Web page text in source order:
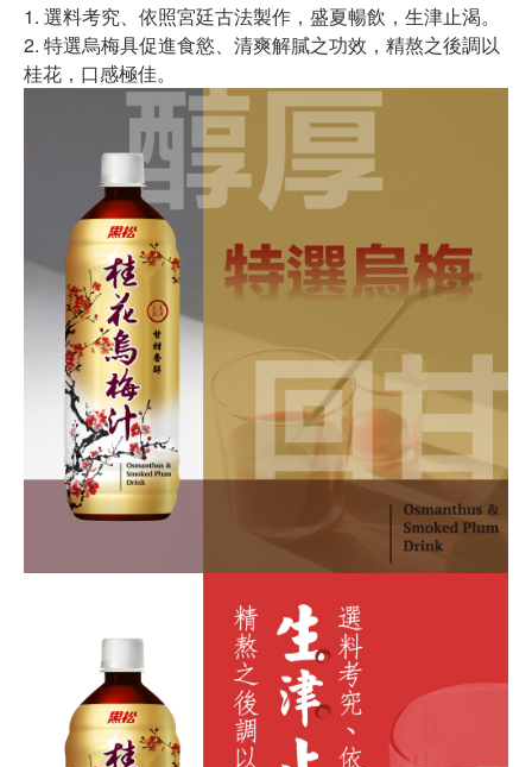
1. 選料考究、依照宮廷古法製作，盛夏暢飲，生津止渴。
2. 特選烏梅具促進食慾、清爽解膩之功效，精熬之後調以
桂花，口感極佳。